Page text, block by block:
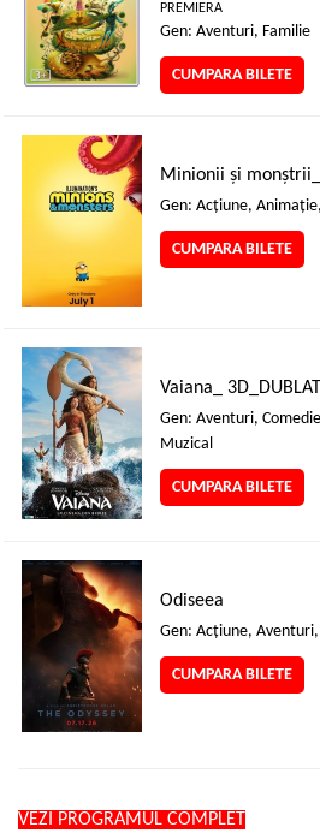
PREMIERA
Gen: Aventuri, Familie
CUMPARA BILETE
Minionii și
Gen: Acţiune,
CUMPARA BILETE
Vaiana_ 3D_DUBLAT
Gen: Aventuri,
Muzical
CUMPARA BILETE
Odiseea
Gen: Acţiune,
CUMPARA BILETE
VEZI PROGRAMUL COMPLET